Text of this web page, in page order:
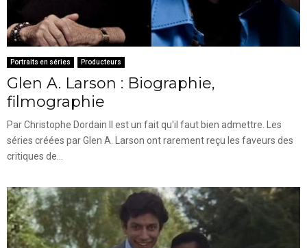
Portraits en séries Producteurs
Glen A. Larson : Biographie,
filmographie
Par Christophe Dordain Il est un fait qu'il faut bien admettre. Les
séries créées par Glen A. Larson ont rarement reçu les faveurs des
critiques de...